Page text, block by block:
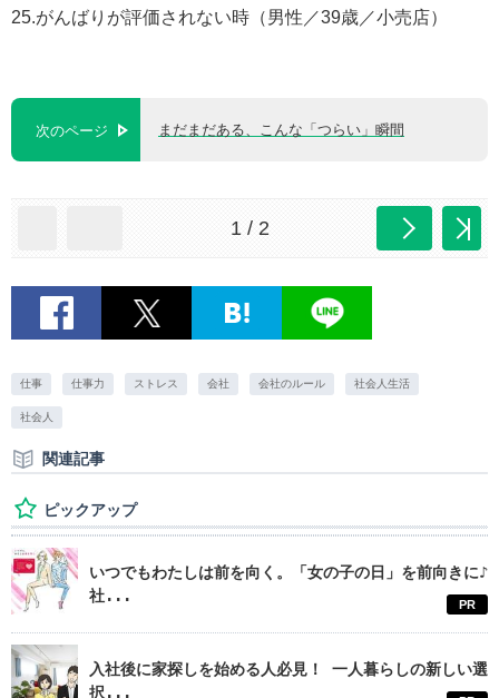
25.がんばりが評価されない時（男性／39歳／小売店）
次のページ まだまだある、こんな「つらい」瞬間
1 / 2
仕事 仕事力 ストレス 会社 会社のルール 社会人生活
社会人
関連記事
ピックアップ
いつでもわたしは前を向く。「女の子の日」を前向きに♪
社...
PR
入社後に家探しを始める人必見！ 一人暮らしの新しい選
択...